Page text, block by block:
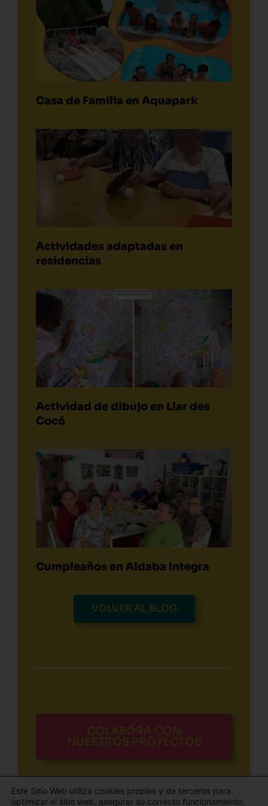
Casa de Familia en Aquapark
Actividades adaptadas en
residencias
Actividad de dibujo en Llar des
Cocó
Cumpleaños en Aldaba Integra
VOLVER AL BLOG
COLABORA CON
NUESTROS PROYECTOS
Este Sitio Web utiliza cookies propias y de terceros para
optimizar el sitio web, asegurar su correcto funcionamiento,